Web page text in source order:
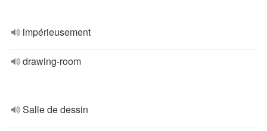
impérieusement
drawing-room
Salle de dessin